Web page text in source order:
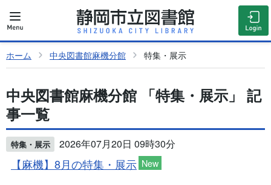
ホーム 中央図書館麻機分館 特集・展示
中央図書館麻機分館 「特集・展示」 記
事一覧
特集・展示 2026年07月20日 09時30分
【麻機】8月の特集・展示 New